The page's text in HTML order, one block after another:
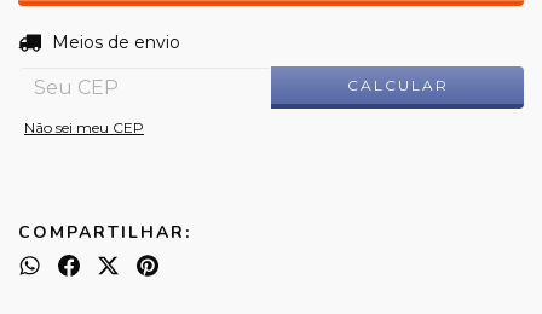
Entregas para o CEP:
Meios de envio
CALCULAR
Não sei meu CEP
COMPARTILHAR: